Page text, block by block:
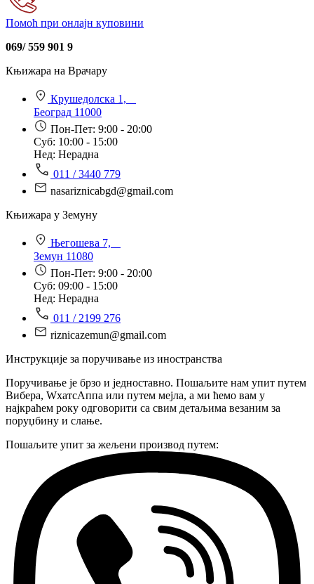
Помоћ при онлајн куповини
069/ 559 901 9
Књижара на Врачару
Крушедолска 1,
Београд 11000
Пон-Пет: 9:00 - 20:00
Суб: 10:00 - 15:00
Нед: Нерадна
011 / 3440 779
nasariznicabgd@gmail.com
Књижара у Земуну
Његошева 7,
Земун 11080
Пон-Пет: 9:00 - 20:00
Суб: 09:00 - 15:00
Нед: Нерадна
011 / 2199 276
riznicazemun@gmail.com
Инструкције за поручивање из иностранства
Поручивање је брзо и једноставно. Пошаљите нам упит путем
Вибера, WхатсАппа или путем мејла, а ми ћемо вам у
најкраћем року одговорити са свим детаљима везаним за
поруџбину и слање.
Пошаљите упит за жељени производ путем: